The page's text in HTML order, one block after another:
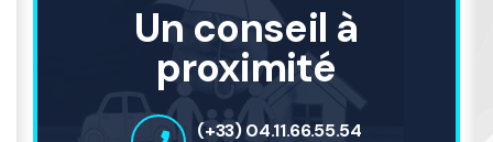
Un conseil à
proximité
(+33) 04.11.66.55.54